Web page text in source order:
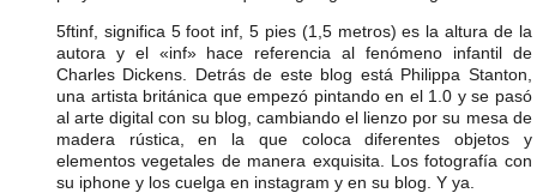
5ftinf, significa 5 foot inf, 5 pies (1,5 metros) es la altura de la
autora y el «inf» hace referencia al fenómeno infantil de
Charles Dickens. Detrás de este blog está Philippa Stanton,
una artista británica que empezó pintando en el 1.0 y se pasó
al arte digital con su blog, cambiando el lienzo por su mesa de
madera rústica, en la que coloca diferentes objetos y
elementos vegetales de manera exquisita. Los fotografía con
su iphone y los cuelga en instagram y en su blog. Y ya.